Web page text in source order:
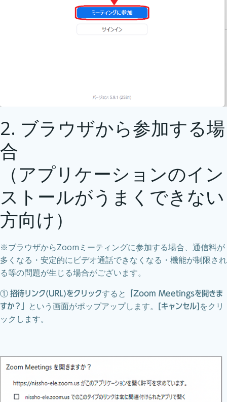
2. ブラウザから参加する場
合
（アプリケーションのイン
ストールがうまくできない
方向け）
※ブラウザからZoomミーティングに参加する場合、通信料が
多くなる・安定的にビデオ通話できなくなる・機能が制限され
る等の問題が生じる場合がございます。
① 招待リンク(URL)をクリックすると
「Zoom Meetingsを開きま
すか？」
という画面がポップアップします。 [キャンセル] をクリ
ックします。